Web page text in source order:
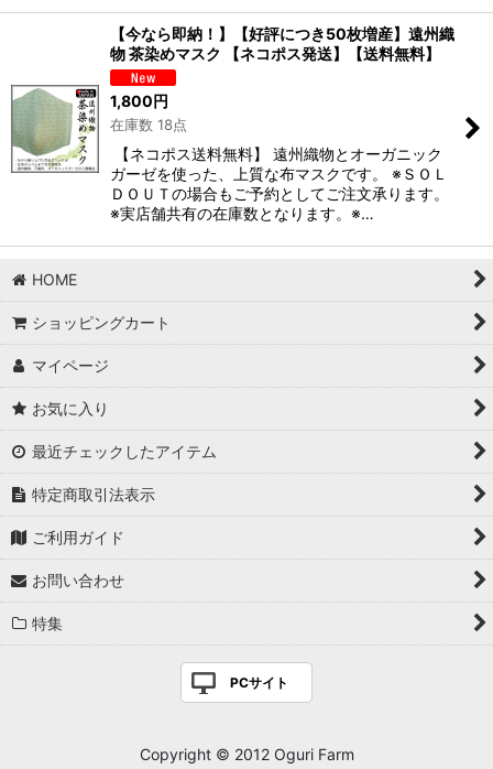
【今なら即納！】【好評につき50枚増産】遠州織
物 茶染めマスク 【ネコポス発送】【送料無料】
1,800円
在庫数 18点
【ネコポス送料無料】 遠州織物とオーガニック
ガーゼを使った、上質な布マスクです。 ※ＳＯＬ
ＤＯＵＴの場合もご予約としてご注文承ります。
※実店舗共有の在庫数となります。※…
HOME
ショッピングカート
マイページ
お気に入り
最近チェックしたアイテム
特定商取引法表示
ご利用ガイド
お問い合わせ
特集
PCサイト
Copyright © 2012 Oguri Farm